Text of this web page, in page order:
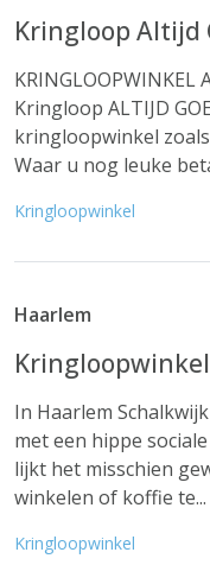
Kringloop Altijd
KRINGLOOPWINKEL
Kringloop ALTIJD
kringloopwinkel
Waar u nog leuke
Kringloopwinkel
Haarlem
In Haarlem
met een hippe
lijkt het misschien
winkelen of koffie te...
Kringloopwinkel